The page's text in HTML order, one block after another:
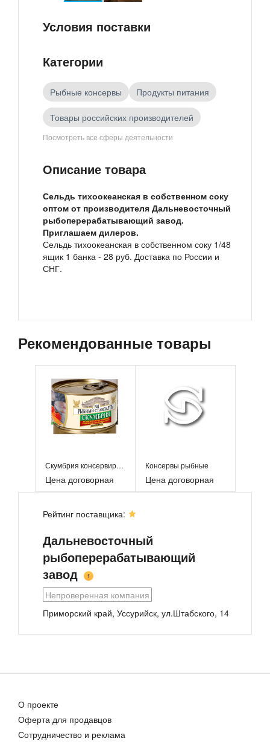
Условия поставки
Категории
Рыбные консервы Продукты питания
Товары российских производителей
Консервы
Посмотреть все сферы деятельности
Описание товара
Сельдь тихоокеанская в собственном соку
оптом от производителя Дальневосточный
рыбоперерабатывающий завод.
Приглашаем дилеров.
Сельдь тихоокеанская в собственном соку 1/48
ящик 1 банка - 28 руб. Доставка по России и
СНГ.
Рекомендованные товары
Скумбрия консервированная в жестяной банке
Цена договорная
Консервы рыбные
Цена договорная
КАК шпроты веганские , 160г
Цена договорная
Рейтинг поставщика:
Дальневосточный
рыбоперерабатывающий
завод
1
Непроверенная компания
Приморский край, Уссурийск, ул.Штабского, 14
О проекте
Оферта для продавцов
Сотрудничество и реклама